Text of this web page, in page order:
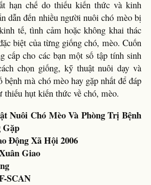
hạn chế do thiếu kiến thức và kinh
dẫn đến nhiều người nuôi chó mèo bị
tế, tình cảm hoặc không khai thác
biệt của từng giống chó, mèo. Cuốn
cấp cho các bạn một số tập tính sinh
chọn giống, kỹ thuật nuôi dạy và
mà chó mèo hay gặp nhất để đáp
thiếu hụt kiến thức về chó, mèo.
Nuôi Chó Mèo Và Phòng Trị Bệnh
Gặp
Động Xã Hội 2006
Giao
SCAN